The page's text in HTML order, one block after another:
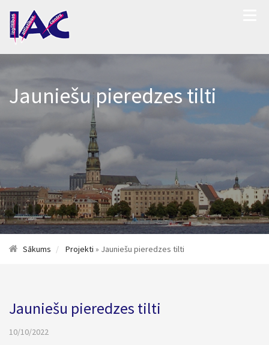
Jauniešu pieredzes tilti
Sākums Projekti » Jauniešu pieredzes tilti
Jauniešu pieredzes tilti
10/10/2022